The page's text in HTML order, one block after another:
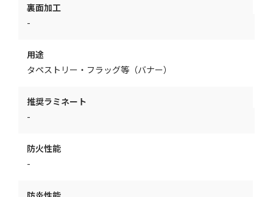
裏面加工
-
用途
タペストリー・フラッグ等（バナー）
推奨ラミネート
-
防火性能
-